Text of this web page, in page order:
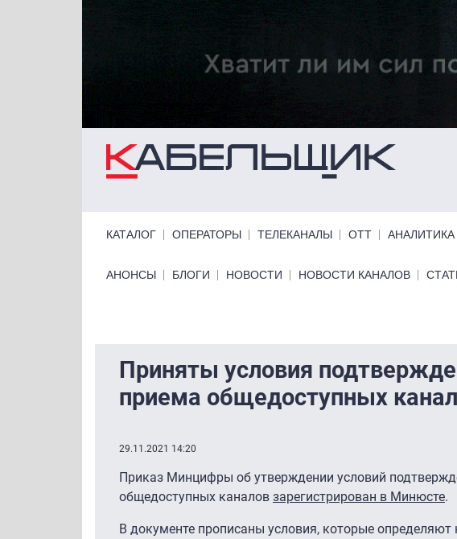
Перейти к основному содержанию
КАТАЛОГ ОПЕРАТОРЫ ТЕЛЕКАНАЛЫ ОТТ АНАЛИТИКА
Primary links bottom
АНОНСЫ БЛОГИ НОВОСТИ НОВОСТИ КАНАЛОВ
Приняты условия
приема общедоступных
29.11.2021 14:20
Приказ Минцифры об утверждении условий
общедоступных каналов зарегистрирован в Минюсте.
В документе прописаны условия, которые определяют